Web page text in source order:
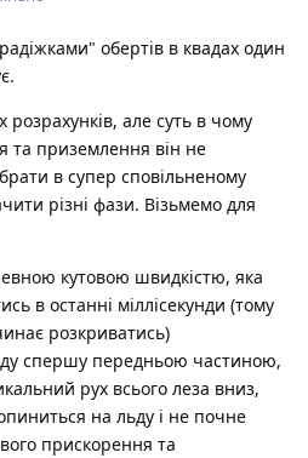
обертів в квадах один
але суть в чому
та приземлення він не
в супер сповільненому
різні фази. Візьмемо для
кутовою швидкістю, яка
в останні міллісекунди (тому
розкриватись)
спершу передньою частиною,
рух всього леза вниз,
на льду і не почне
прискорення та